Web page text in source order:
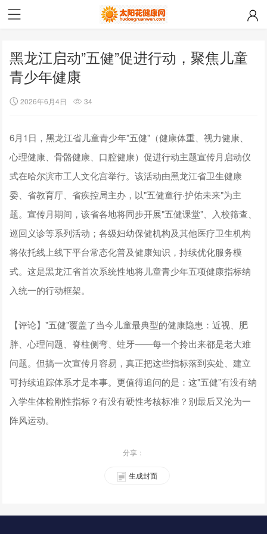
黑龙江启动”五健”促进行动，聚焦儿童
青少年健康
2026年6月4日 34
6月1日，黑龙江省儿童青少年"五健"（健康体重、视力健康、
心理健康、骨骼健康、口腔健康）促进行动主题宣传月启动仪
式在哈尔滨市工人文化宫举行。该活动由黑龙江省卫生健康
委、省教育厅、省疾控局主办，以"五健童行·护佑未来"为主
题。宣传月期间，该省各地将同步开展"五健课堂"、入校筛查、
巡回义诊等系列活动；各级妇幼保健机构及其他医疗卫生机构
将依托线上线下平台常态化普及健康知识，持续优化服务模
式。这是黑龙江省首次系统性地将儿童青少年五项健康指标纳
入统一的行动框架。
【评论】"五健"覆盖了当今儿童最典型的健康隐患：近视、肥
胖、心理问题、脊柱侧弯、蛀牙——每一个拎出来都是老大难
问题。但搞一次宣传月容易，真正把这些指标落到实处、建立
可持续追踪体系才是本事。更值得追问的是：这"五健"有没有纳
入学生体检刚性指标？有没有硬性考核标准？别最后又沦为一
阵风运动。
分享：
生成封面